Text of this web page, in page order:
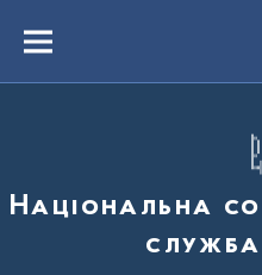
вмістуMenu
Національна
служба